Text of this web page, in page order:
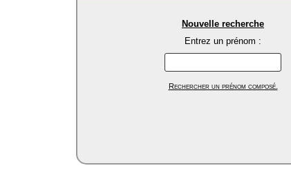
Nouvelle recherche
Entrez un prénom :
Rechercher un prénom composé.